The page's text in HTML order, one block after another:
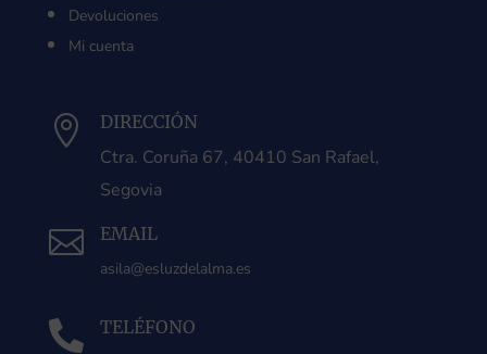
Devoluciones
Mi cuenta
 DIRECCIÓN
Ctra. Coruña 67, 40410 San Rafael,
Segovia
 EMAIL
asila@esluzdelalma.es
 TELÉFONO